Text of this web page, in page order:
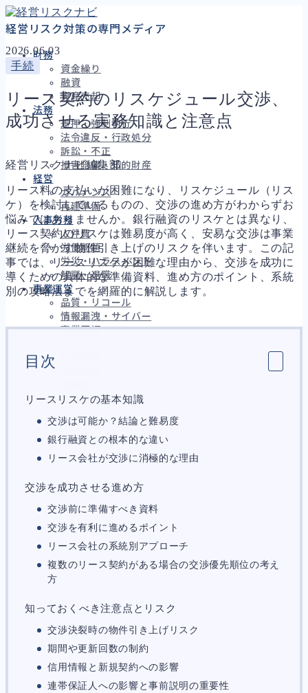
経営リスク対策の専門メディア
財務
資金繰り
融資
資産売却
法務
差押・強制執行
法令違反・行政処分
訴訟・不正
損害賠償・知的財産
経営
ガバナンス
再建準備
人事労務
人件費
労働問題
労災・ハラスメント
解雇・退職
事業運営
品質・リコール
情報漏洩・サイバー
事業再編
換価・競売
財務
資金繰り192
融資
278
資産売却 193
法務1,099
差押・強制執行227
法令違反・行政処分
訴訟・不正283
損害賠償・知的財産273
経営
再建準備67
人事労務564
労働問題266
労災・ハラスメント145
解雇・退職133
2026.06.03
手続
リース契約のリスケジュール交渉、
成功させる実務知識と注意点
経営リスクナビ編集部
リース料の支払いが困難になり、リスケジュール（リス
ケ）を検討しているものの、交渉の進め方がわからずお
悩みではありませんか。銀行融資のリスケとは異なり、
リース契約のリスケは難易度が高く、安易な交渉は事業
継続を脅かす物件引き上げのリスクを伴います。この記
事では、リースリスケが困難な理由から、交渉を成功に
導くための具体的な準備資料、進め方のポイント、系統
別の攻略法までを網羅的に解説します。
目次
リースリスケの基本知識
交渉は可能か？結論と難易度
銀行融資との根本的な違い
リース会社が交渉に消極的な理由
交渉を成功させる進め方
交渉前に準備すべき資料
交渉を有利に進めるポイント
リース会社の系統別アプローチ
複数のリース契約がある場合の交渉優先順位の考え
方
知っておくべき注意点とリスク
交渉決裂時の物件引き上げリスク
期間や更新回数の制約
信用情報と新規契約への影響
連帯保証人への影響と事前説明の重要性